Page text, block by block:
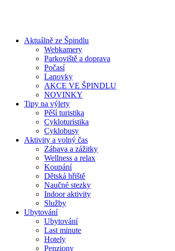
Aktuálně ze Špindlu
Webkamery
Parkoviště a doprava
Počasí
Lanovky
AKCE VE ŠPINDLU
NOVINKY
Tipy na výlety
Pěší turistika
Cykloturistika
Cyklobusy
Aktivity a volný čas
Zábava a zážitky
Wellness a relax
Koupání
Dětská hřiště
Naučné stezky
Indoor aktivity
Služby
Ubytování
Ubytování
Last minute
Hotely
Penziony